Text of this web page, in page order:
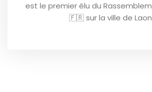
est le premier élu du
🇫🇷 sur la ville de